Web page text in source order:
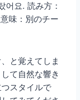
어요. 読み方：
味：別のチー
と覚えてしま
て自然な響き
スタイルで